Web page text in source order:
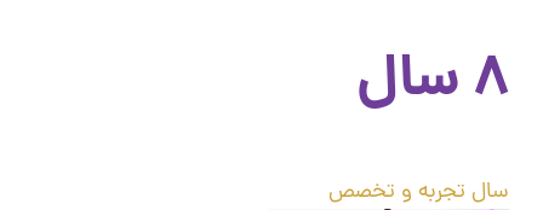
۸ سال
سال تجربه و تخصص